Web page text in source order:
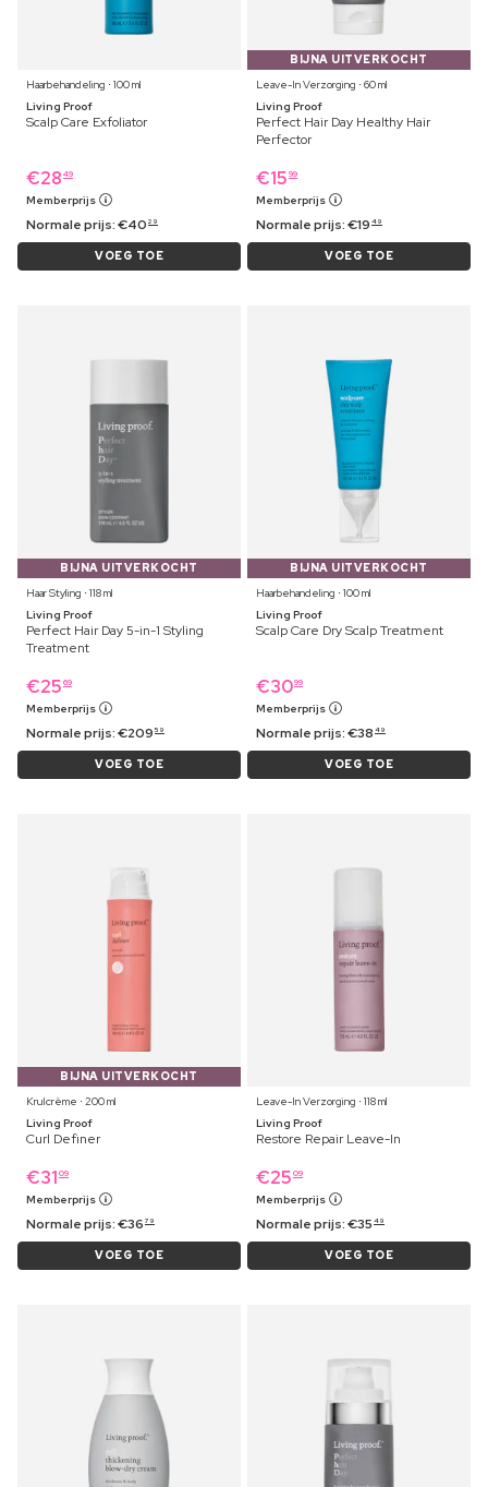
Haarbehandeling ⋅ 100 ml
Living Proof
Scalp Care Exfoliator
€28 49
Memberprijs
Normale prijs:€40 29
VOEG TOE
BIJNA UITVERKOCHT
Leave-In Verzorging ⋅ 60 ml
Living Proof
Perfect Hair Day Healthy Hair
Perfector
€15 99
Memberprijs
Normale prijs:€19 49
VOEG TOE
BIJNA UITVERKOCHT
Haar Styling ⋅ 118 ml
Living Proof
Perfect Hair Day 5-in-1 Styling
Treatment
€25 69
Memberprijs
Normale prijs:€209 59
VOEG TOE
BIJNA UITVERKOCHT
Haarbehandeling ⋅ 100 ml
Living Proof
Scalp Care Dry Scalp Treatment
€3099
Memberprijs
Normale prijs:€38 49
VOEG TOE
BIJNA UITVERKOCHT
Krulcrème ⋅ 200 ml
Living Proof
Curl Definer
€31 09
Memberprijs
Normale prijs:€36 79
VOEG TOE
Leave-In Verzorging ⋅ 118 ml
Living Proof
Restore Repair Leave-In
€25 09
Memberprijs
Normale prijs:€35 49
VOEG TOE